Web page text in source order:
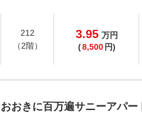
212
（2階）
3.95 万円
(8,500 円)
おおきに百万遍サニーアパー